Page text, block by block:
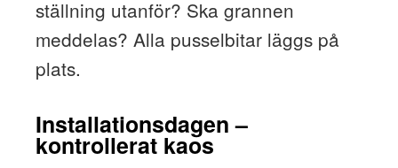
ställning utanför? Ska grannen
meddelas? Alla pusselbitar läggs på
plats.
Installationsdagen –
kontrollerat kaos